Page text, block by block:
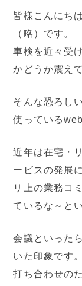
皆様こんにち
（略）です。
車検を近々受
かどうか震え
そんな恐ろし
使っている
近年は在宅・
ービスの発展
リ上の業務コ
ているな～と
会議といった
いた印象です。
打ち合わせの